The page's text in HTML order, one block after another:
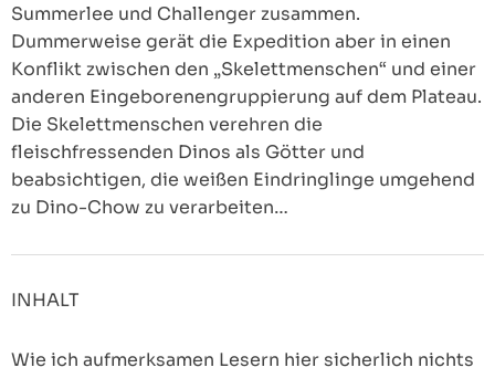
Summerlee und Challenger zusammen.
Dummerweise gerät die Expedition aber in einen
Konflikt zwischen den „Skelettmenschen“ und einer
anderen Eingeborenengruppierung auf dem Plateau.
Die Skelettmenschen verehren die
fleischfressenden Dinos als Götter und
beabsichtigen, die weißen Eindringlinge umgehend
zu Dino-Chow zu verarbeiten…
INHALT
Wie ich aufmerksamen Lesern hier sicherlich nichts